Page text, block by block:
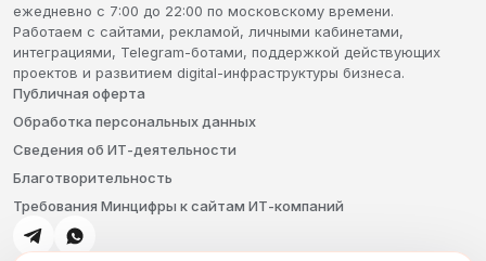
ежедневно с 7:00 до 22:00 по московскому времени.
Работаем с сайтами, рекламой, личными кабинетами,
интеграциями, Telegram-ботами, поддержкой действующих
проектов и развитием digital-инфраструктуры бизнеса.
Публичная оферта
Обработка персональных данных
Сведения об ИТ-деятельности
Благотворительность
Требования Минцифры к сайтам ИТ-компаний